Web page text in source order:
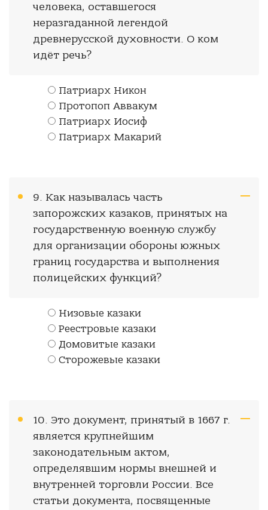
человека, оставшегося
неразгаданной легендой
древнерусской духовности. О ком
идёт речь?
Патриарх Никон
Протопоп Аввакум
Патриарх Иосиф
Патриарх Макарий
9. Как называлась часть
запорожских казаков, принятых на
государственную военную службу
для организации обороны южных
границ государства и выполнения
полицейских функций?
Низовые казаки
Реестровые казаки
Домовитые казаки
Сторожевые казаки
10. Это документ, принятый в 1667 г.
является крупнейшим
законодательным актом,
определявшим нормы внешней и
внутренней торговли России. Все
статьи документа, посвященные